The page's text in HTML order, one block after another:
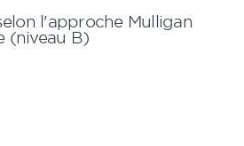
l'approche Mulligan
(niveau B)